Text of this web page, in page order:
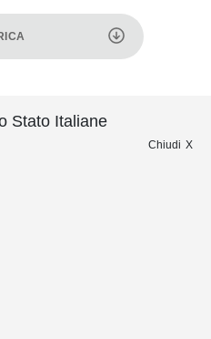
Stato Italiane
Chiudi